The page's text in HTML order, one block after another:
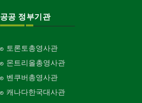
공공 정부기관
토론토총영사관
몬트리올총영사관
벤쿠버총영사관
캐나다한국대사관